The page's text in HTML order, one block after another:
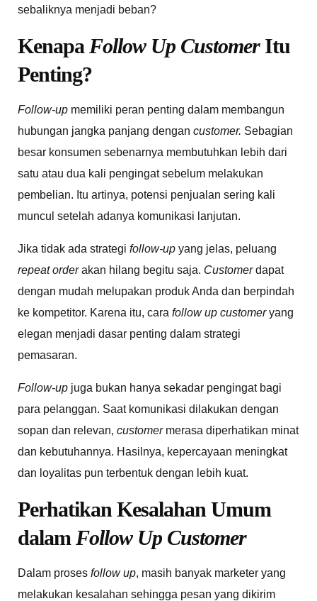
sebaliknya menjadi beban?
Kenapa Follow Up CustomerItu
Penting?
Follow-up memiliki peran penting dalam membangun
hubungan jangka panjang dengan customer. Sebagian
besar konsumen sebenarnya membutuhkan lebih dari
satu atau dua kali pengingat sebelum melakukan
pembelian. Itu artinya, potensi penjualan sering kali
muncul setelah adanya komunikasi lanjutan.
Jika tidak ada strategi follow-up yang jelas, peluang
repeat orderakan hilang begitu saja. Customerdapat
dengan mudah melupakan produk Anda dan berpindah
ke kompetitor. Karena itu, cara follow up customeryang
elegan menjadi dasar penting dalam strategi
pemasaran.
Follow-up juga bukan hanya sekadar pengingat bagi
para pelanggan. Saat komunikasi dilakukan dengan
sopan dan relevan, customer merasa diperhatikan minat
dan kebutuhannya. Hasilnya, kepercayaan meningkat
dan loyalitas pun terbentuk dengan lebih kuat.
Perhatikan Kesalahan Umum
dalam Follow Up Customer
Dalam proses follow up, masih banyak marketer yang
melakukan kesalahan sehingga pesan yang dikirim